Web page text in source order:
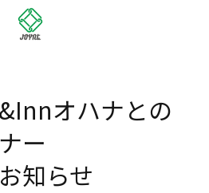
オハナとの
ー
知らせ